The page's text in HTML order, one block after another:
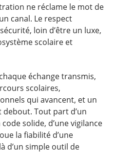
ne réclame le mot de
canal. Le respect
loin d’être un luxe,
scolaire et
échange transmis,
scolaires,
qui avancent, et un
Tout part d’un
solide, d’une vigilance
la fiabilité d’une
d’un simple outil de